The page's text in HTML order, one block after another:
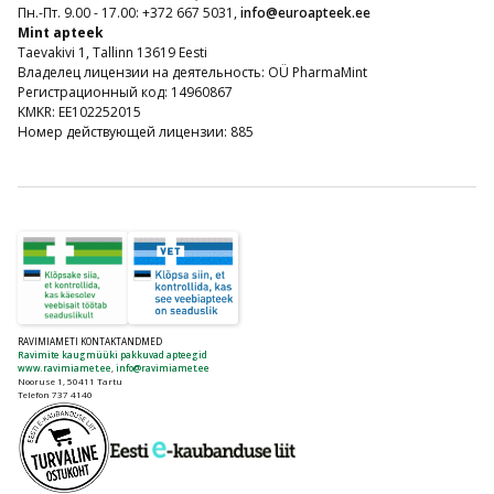
Пн.-Пт. 9.00 - 17.00: +372 667 5031,info@euroapteek.ee
Mint apteek
Taevakivi 1, Tallinn 13619 Eesti
Владелец лицензии на деятельность: OÜ PharmaMint
Регистрационный код: 14960867
KMKR: EE102252015
Номер действующей лицензии: 885
RAVIMIAMETI KONTAKTANDMED
Ravimite kaugmüüki pakkuvad apteegid
www.ravimiamet.ee info@ravimiamet.ee
Nooruse 1, 50411 Tartu
Telefon 737 4140